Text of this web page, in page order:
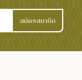
สมัครสมาชิก